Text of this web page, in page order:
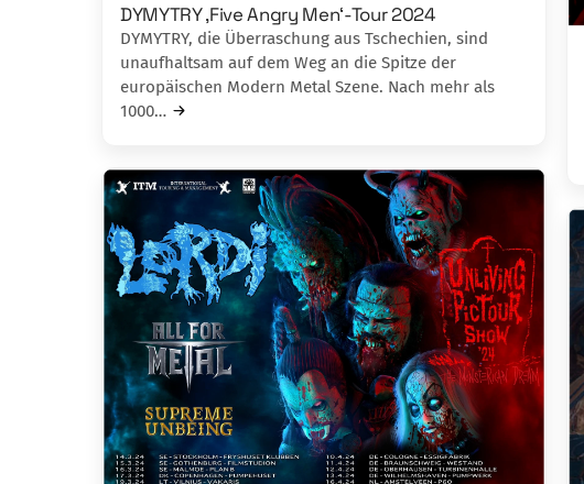
DYMYTRY ‚Five Angry Men‘-Tour 2024
DYMYTRY, die Überraschung aus Tschechien, sind
unaufhaltsam auf dem Weg an die Spitze der
europäischen Modern Metal Szene. Nach mehr als
1000…